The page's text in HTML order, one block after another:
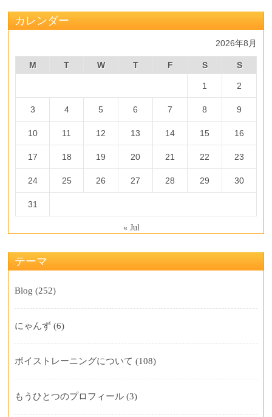
カレンダー
2026年8月
M T W T F S S
1 2
3 4 5 6 7 8 9
10 11 12 13 14 15 16
17 18 19 20 21 22 23
24 25 26 27 28 29 30
31
« Jul
テーマ
Blog (252)
にゃんず (6)
ボイストレーニングについて (108)
もうひとつのプロフィール (3)